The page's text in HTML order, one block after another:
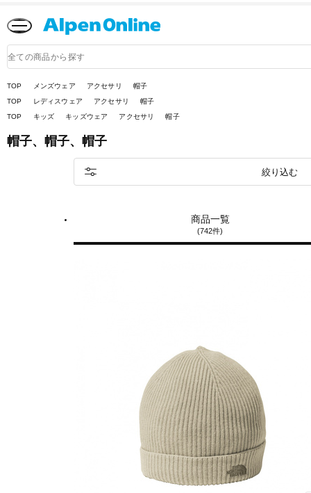
品
検
TOP
メンズウェア アクセサリ
帽子
TOP
レディスウェア アクセサリ
帽子
TOP
キッズ キッズウェア アクセサリ 帽子
帽子、帽子、帽子
商品一覧
(742件)
絞り込む